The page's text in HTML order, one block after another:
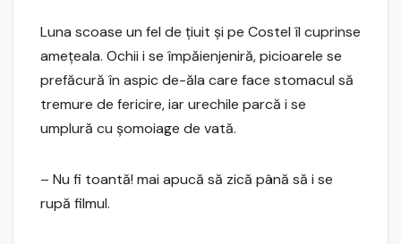
Luna scoase un fel de ţiuit şi pe Costel îl cuprinse
ameţeala. Ochii i se împăienjeniră, picioarele se
prefăcură în aspic de-ăla care face stomacul să
tremure de fericire, iar urechile parcă i se
umplură cu şomoiage de vată.
– Nu fi toantă! mai apucă să zică până să i se
rupă filmul.